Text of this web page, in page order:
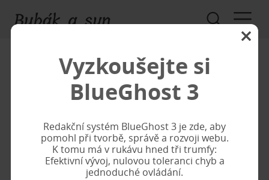
Vyzkoušejte si
BlueGhost 3
Redakční systém BlueGhost 3 je zde, aby
pomohl při tvorbě, správě a rozvoji webu.
K tomu má v rukávu hned tři trumfy:
Efektivní vývoj, nulovou toleranci chyb a
jednoduché ovládání.
Charita
charitativní organizací Strašák v tísni.
Abychom jako úspěšná firma rozšířili naše podnikání o
charitativní rozměr, rozhodli jsme se dlouhodobě